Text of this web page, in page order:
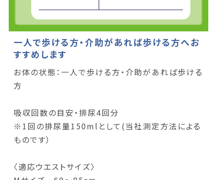
一人で歩ける方・介助があれば歩ける方へお
すすめします
お体の状態：一人で歩ける方・介助があれば歩ける
方
吸収回数の目安・排尿4回分
※1回の排尿量150mlとして(当社測定方法による
ものです）
〈適応ウエストサイズ〉